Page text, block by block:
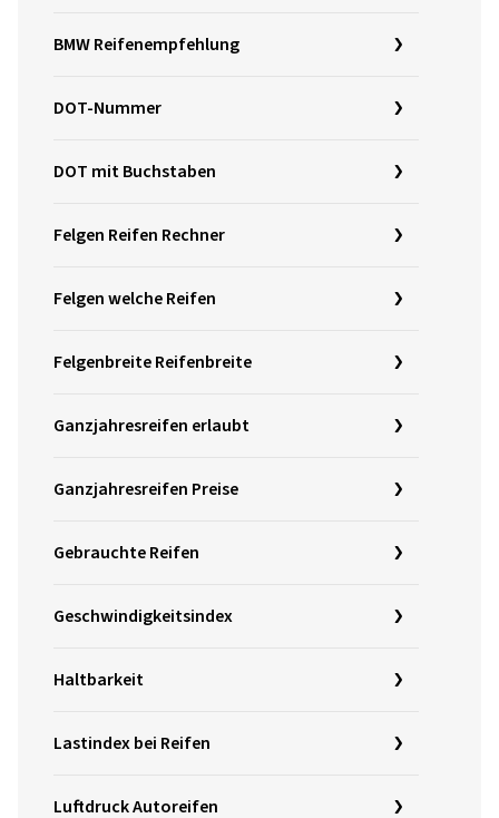
BMW Reifenempfehlung
DOT-Nummer
DOT mit Buchstaben
Felgen Reifen Rechner
Felgen welche Reifen
Felgenbreite Reifenbreite
Ganzjahresreifen erlaubt
Ganzjahresreifen Preise
Gebrauchte Reifen
Geschwindigkeitsindex
Haltbarkeit
Lastindex bei Reifen
Luftdruck Autoreifen